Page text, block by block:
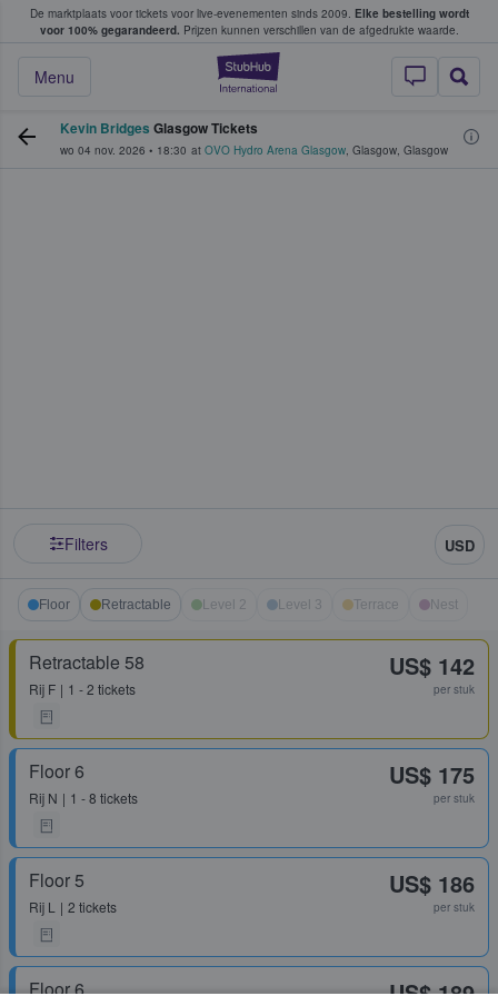
De marktplaats voor tickets voor live-evenementen sinds 2009. Elke bestelling wordt
voor 100% gegarandeerd. Prijzen kunnen verschillen van de afgedrukte waarde.
StubHub: waar
Menu
tickets kopen en verkopen
Kevin Bridges Glasgow Tickets
wo 04 nov. 2026 • 18:30 at OVO Hydro Arena Glasgow, Glasgow, Glasgow
Filters USD
Floor Retractable Level 2 Level 3 Terrace Nest
Retractable 58
Rij F 1 - 2 tickets
US$ 142
per stuk
Floor 6
Rij N 1 - 8 tickets
US$ 175
per stuk
Floor 5
Rij L 2 tickets
US$ 186
per stuk
Floor 6